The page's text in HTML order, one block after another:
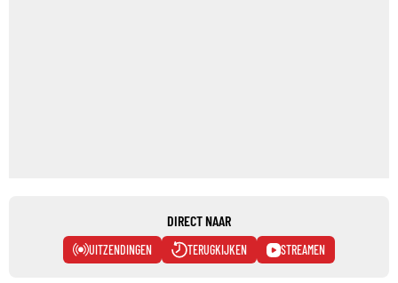
DIRECT NAAR
UITZENDINGEN TERUGKIJKEN STREAMEN